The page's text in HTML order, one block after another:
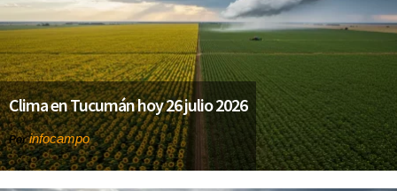
Clima en Tucumán hoy 26 julio 2026
Porinfocampo